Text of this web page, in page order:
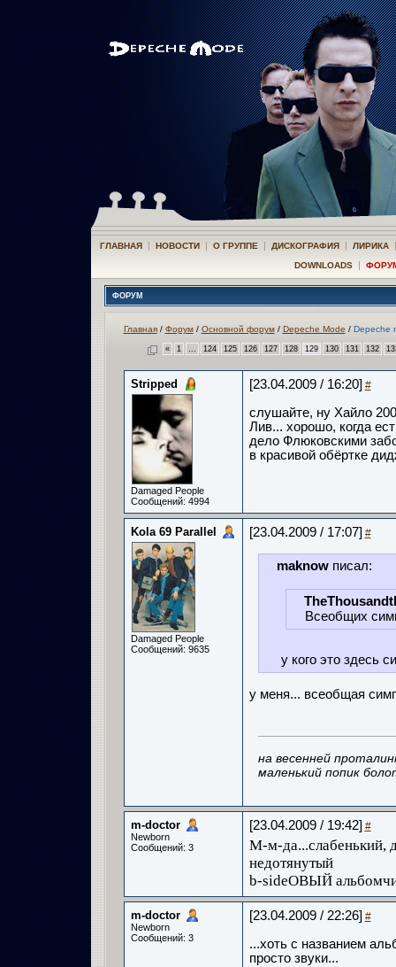
ГЛАВНАЯ | НОВОСТИ | О ГРУППЕ | ДИСКОГРАФИЯ | ЛИРИКА
DOWNLOADS |
ФОРУМ
Главная/ Форум/ Основной форум/ Depeche Mode / Depeche
« 1 ... 124 125 126 127 128 129 130 131 132
Stripped
Damaged People
Сообщений: 4994
[23.04.2009 / 16:20] #
слушайте, ну Хайло
Лив... хорошо, когда
дело Флюковскими
в красивой обёртке
Kola 69 Parallel
Damaged People
Сообщений: 9635
[23.04.2009 / 17:07] #
maknowписал:
Всеобщих
у кого это здесь
у меня... всеобщая
на весенней
маленький попик
m-doctor
Newborn
Сообщений: 3
[23.04.2009 / 19:42] #
М-м-да...слабенький,
недотянутый
b-sideОВЫЙ
m-doctor
Newborn
Сообщений: 3
[23.04.2009 / 22:26] #
...хоть с названием
просто звуки...